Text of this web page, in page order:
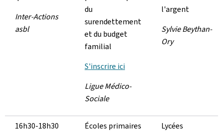
Inter-Actions
asbl
du
surendettement
et du budget
familial
S'inscrire ici
Ligue Médico-
Sociale
l'argent
Sylvie Beythan-
Ory
16h30-18h30
Écoles primaires
Lycées